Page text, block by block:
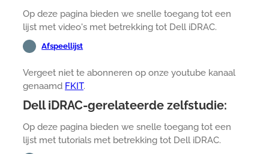
Op deze pagina bieden we snelle toegang tot een
lijst met video's met betrekking tot Dell iDRAC.
Afspeellijst
Vergeet niet te abonneren op onze youtube kanaal
genaamd FKIT.
Dell iDRAC-gerelateerde zelfstudie:
Op deze pagina bieden we snelle toegang tot een
lijst met tutorials met betrekking tot Dell iDRAC.